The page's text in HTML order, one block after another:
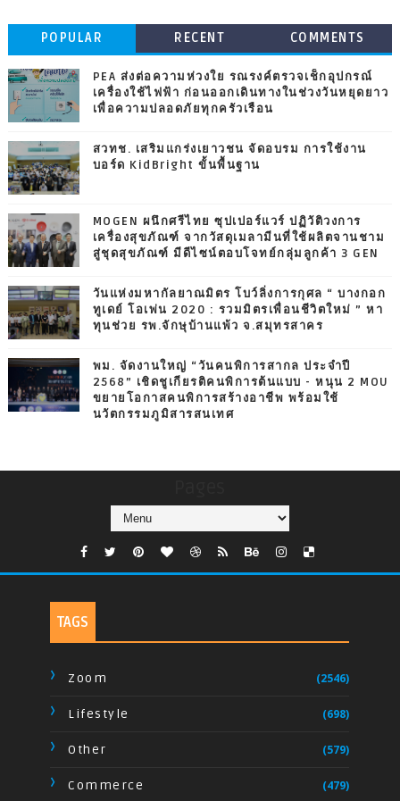
POPULAR RECENT COMMENTS
PEA ส่งต่อความห่วงใย รณรงค์ตรวจเช็กอุปกรณ์
เครื่องใช้ไฟฟ้า ก่อนออกเดินทางในช่วงวันหยุดยาว
เพื่อความปลอดภัยทุกครัวเรือน
สวทช. เสริมแกร่งเยาวชน จัดอบรม การใช้งาน
บอร์ด KidBright ขั้นพื้นฐาน
MOGEN ผนึกศรีไทย ซุปเปอร์แวร์ ปฏิวัติวงการ
เครื่องสุขภัณฑ์ จากวัสดุเมลามีนที่ใช้ผลิตจานชาม
สู่ชุดสุขภัณฑ์ มีดีไซน์ตอบโจทย์กลุ่มลูกค้า 3 GEN
วันแห่งมหากัลยาณมิตร โบว์ลิ่งการกุศล “ บางกอก
ทูเดย์ โอเพ่น 2020 : รวมมิตรเพื่อนชีวิตใหม่ ” หา
ทุนช่วย รพ.จักษุบ้านแพ้ว จ.สมุทรสาคร
พม. จัดงานใหญ่ “วันคนพิการสากล ประจำปี
2568” เชิดชูเกียรติคนพิการต้นแบบ - หนุน 2 MOU
ขยายโอกาสคนพิการสร้างอาชีพ พร้อมใช้
นวัตกรรมภูมิสารสนเทศ
TAGS
Zoom (2546)
Lifestyle (698)
Other (579)
Commerce (479)